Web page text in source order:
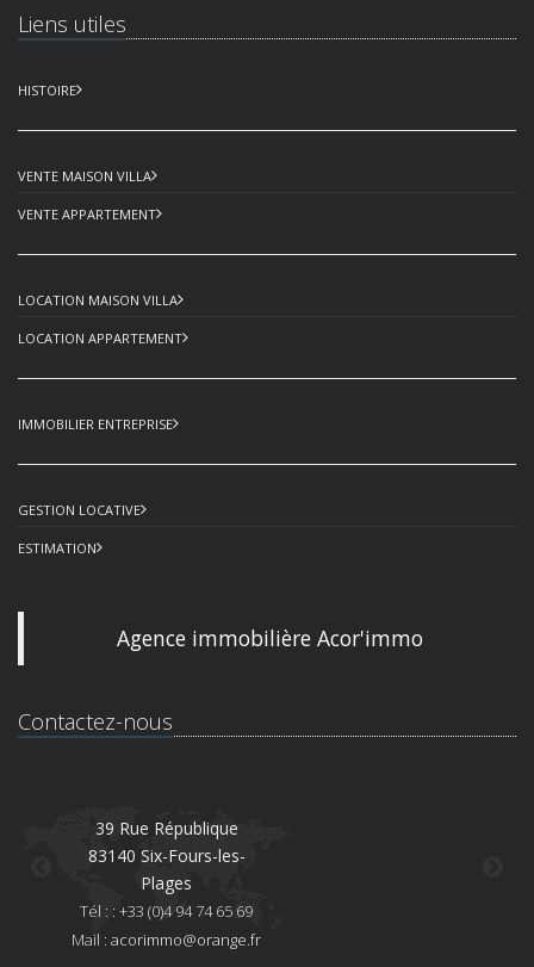
Liens utiles
HISTOIRE
VENTE MAISON VILLA
VENTE APPARTEMENT
LOCATION MAISON VILLA
LOCATION APPARTEMENT
IMMOBILIER ENTREPRISE
GESTION LOCATIVE
ESTIMATION
Agence immobilière Acor'immo
Contactez-nous
39 Rue République
83140 Six-Fours-les-
Plages
Tél : : +33 (0)4 94 74 65 69
Mail : acorimmo@orange.fr